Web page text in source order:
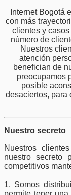
Internet Bogotá
con más
clientes y
número de
Nuestros
atención
benefician de
preocupamos
posible
desaciertos, para
Nuestro secreto
Nuestros
nuestro secreto
competitivos
1. Somos